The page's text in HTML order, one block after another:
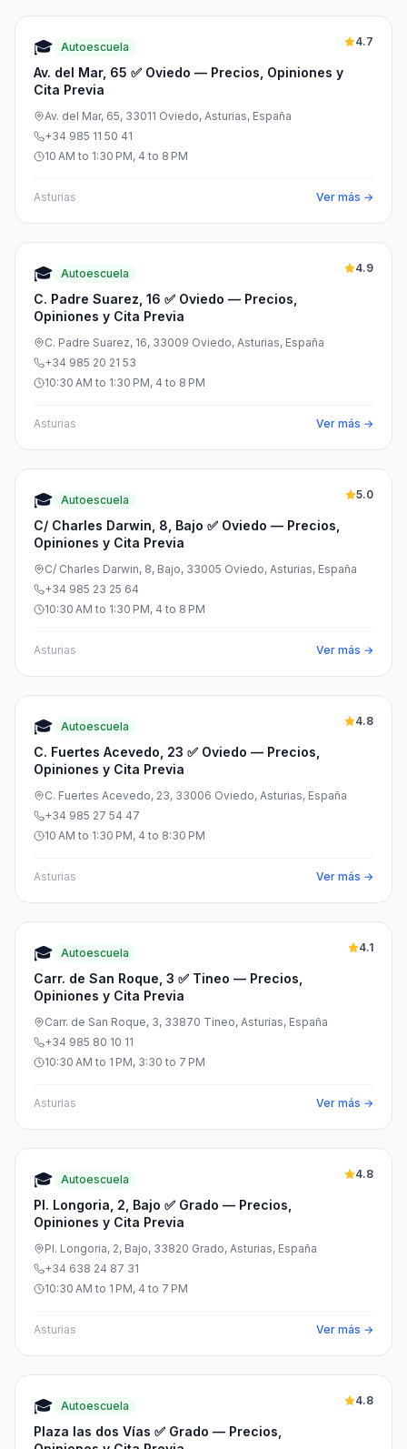
🎓 Autoescuela
Av. del Mar, 65 ✅ Oviedo — Precios, Opiniones y
Cita Previa
4.7
Av. del Mar, 65, 33011 Oviedo, Asturias, España
+34 985 11 50 41
10 AM to 1:30 PM, 4 to 8 PM
Asturias Ver más →
🎓 Autoescuela
C. Padre Suarez, 16 ✅ Oviedo — Precios,
Opiniones y Cita Previa
4.9
C. Padre Suarez, 16, 33009 Oviedo, Asturias, España
+34 985 20 21 53
10:30 AM to 1:30 PM, 4 to 8 PM
Asturias Ver más →
🎓 Autoescuela
C/ Charles Darwin, 8, Bajo ✅ Oviedo — Precios,
Opiniones y Cita Previa
5.0
C/ Charles Darwin, 8, Bajo, 33005 Oviedo, Asturias, España
+34 985 23 25 64
10:30 AM to 1:30 PM, 4 to 8 PM
Asturias Ver más →
🎓 Autoescuela
C. Fuertes Acevedo, 23 ✅ Oviedo — Precios,
Opiniones y Cita Previa
4.8
C. Fuertes Acevedo, 23, 33006 Oviedo, Asturias, España
+34 985 27 54 47
10 AM to 1:30 PM, 4 to 8:30 PM
Asturias Ver más →
🎓 Autoescuela
Carr. de San Roque, 3 ✅ Tineo — Precios,
Opiniones y Cita Previa
4.1
Carr. de San Roque, 3, 33870 Tineo, Asturias, España
+34 985 80 10 11
10:30 AM to 1 PM, 3:30 to 7 PM
Asturias Ver más →
🎓 Autoescuela
Pl. Longoria, 2, Bajo ✅ Grado — Precios,
Opiniones y Cita Previa
4.8
Pl. Longoria, 2, Bajo, 33820 Grado, Asturias, España
+34 638 24 87 31
10:30 AM to 1 PM, 4 to 7 PM
Asturias Ver más →
🎓 Autoescuela
Plaza las dos Vías ✅ Grado — Precios,
4.8